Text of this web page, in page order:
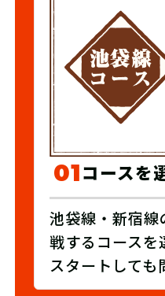
01コースを
池袋線・新宿
戦するコースを
スタートしても